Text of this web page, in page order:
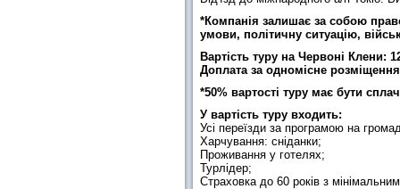
*Компанія залишає за собою
умови, політичну ситуацію,
Вартість туру на Червоні Клени:
Доплата за одномісне
*50% вартості туру має бути
У вартість туру входить:
Усі переїзди за програмою на
Харчування: сніданки;
Проживання у готелях;
Турлідер;
Страховка до 60 років з